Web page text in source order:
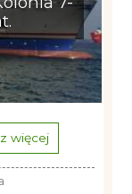
więcej